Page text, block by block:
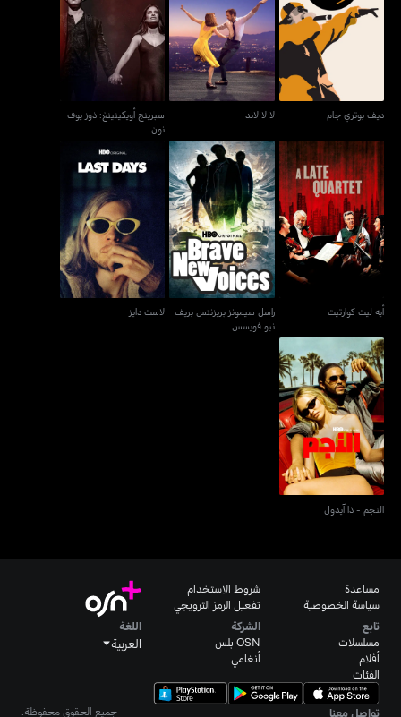
ديف بوتري جام
ديف بوتري جام
لا لا لاند
لا لا لاند
سبرينج أويكينينغ: ذوز يوف
سبرينج أويكينينغ: ذوز يوف
نون
أيه ليت كوارتيت
أيه ليت كوارتيت
راسل سيمونز بريزنتس بريف
نيو فويسس
راسل سيمونز بريزنتس بريف
نيو فويسس
لاست دايز
لاست دايز
النجم - ذا آيدول
النجم - ذا آيدول
مساعدة
سياسة الخصوصية
شروط الاستخدام
تفعيل الرمز الترويجي
تابع
مسلسلات
أفلام
الفئات
الشركة
OSN بلس
أنغامي
اللغة
العربية
تواصل معنا جميع الحقوق محفوظة.